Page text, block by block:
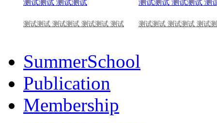
测试测试 测试测试 测试测试 测试 测试测试 测试测试 测试
SummerSchool
Publication
Membership